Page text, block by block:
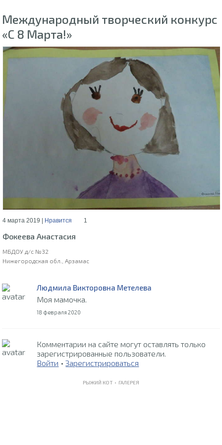
Международный творческий конкурс
«С 8 Марта!»
4 марта 2019 | Нравится 1
Фокеева Анастасия
МБДОУ д/с №32
Нижегородская обл., Арзамас
Людмила Викторовна Метелева
Моя мамочка.
18 февраля 2020
Комментарии на сайте могут оставлять только
зарегистрированные пользователи.
Войти •Зарегистрироваться
РЫЖИЙ КОТ • ГАЛЕРЕЯ